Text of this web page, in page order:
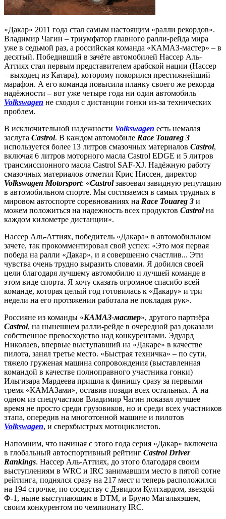
«Дакар» 2011 года стал самым настоящим «ралли рекордов».
Владимир Чагин – триумфатор главного ралли-рейда мира
уже в седьмой раз, а российская команда «КАМАЗ-мастер» – в
десятый. Победивший в зачёте автомобилей Нассер Аль-
Аттиях стал первым представителем арабской нации (Нассер
– выходец из Катара), которому покорился престижнейший
марафон. А его команда повысила планку своего же рекорда
надёжности – вот уже четыре года ни один автомобиль
Volkswagen не сходил с дистанции гонки из-за технических
проблем.
В исключительной надежности Volkswagen есть немалая
заслуга Castrol. В каждом автомобиле Race Touareg 3
используется более 13 литров смазочных материалов Castrol,
включая 6 литров моторного масла Castrol EDGE и 5 литров
трансмиссионного масла Castrol SAF-XJ. Надёжную работу
смазочных материалов отметил Крис Ниссен, директор
Volkswagen Motorsport: «Castrolзавоевал завидную репутацию
в автомобильном спорте. Мы состязаемся в самых трудных в
мировом автоспорте соревнованиях на Race Touareg 3 и
можем положиться на надежность всех продуктов Castrolна
каждом километре дистанции».
Нассер Аль-Аттиях, победитель «Дакара» в автомобильном
зачете, так прокомментировал свой успех: «Это моя первая
победа на ралли «Дакар», и я совершенно счастлив... Эти
чувства очень трудно выразить словами. Я добился своей
цели благодаря лучшему автомобилю и лучшей команде в
этом виде спорта. Я хочу сказать огромное спасибо всей
команде, которая целый год готовилась к «Дакару» и три
недели на его протяжении работала не покладая рук».
Россияне из команды «КАМАЗ-мастер», другого партнёра
Castrol, на нынешнем ралли-рейде в очередной раз доказали
собственное превосходство над конкурентами. Эдуард
Николаев, впервые выступавший на «Дакаре» в качестве
пилота, занял третье место. «Быстрая техничка» – по сути,
тяжело груженая машина сопровождения (выставленная
командой в качестве полноправного участника гонки)
Ильгизара Мардеева пришла к финишу сразу за первыми
тремя «КАМАЗами», оставив позади всех остальных. А на
одном из спецучастков Владимир Чагин показал лучшее
время не просто среди грузовиков, но и среди всех участников
этапа, опередив на многотонной машине и пилотов
Volkswagen, и сверхбыстрых мотоциклистов.
Напомним, что начиная с этого года серия «Дакар» включена
в глобальный автоспортивный рейтинг Castrol Driver
Rankings. Нассер Аль-Аттиях, до этого благодаря своим
выступлениям в WRC и IRC занимавшим место в пятой сотне
рейтинга, поднялся сразу на 217 мест и теперь расположился
на 194 строчке, по соседству с Дэвидом Култхардом, звездой
Ф-1, ныне выступающим в DTM, и Бруно Магальяэшем,
своим конкурентом по чемпионату IRC.